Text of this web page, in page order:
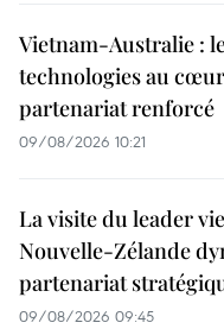
Vietnam-Australie :
technologies au
partenariat renforcé
09/08/2026 10:21
La visite du leader
Nouvelle-Zélande
partenariat
09/08/2026 09:45